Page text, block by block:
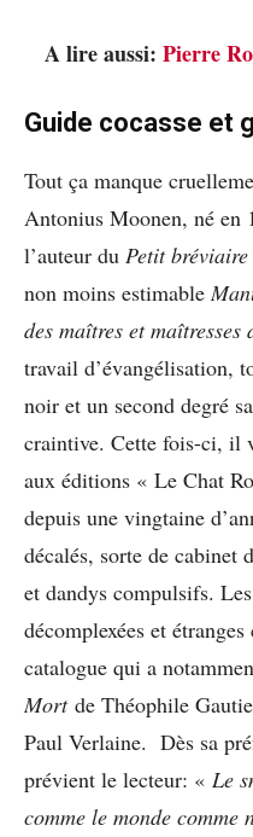
A lire aussi: Pierre
Guide cocasse et
Tout ça manque
Antonius Moonen, né en
l’auteur du Petit
non moins estimable
des maîtres et maîtresses
travail d’évangélisation,
noir et un second degré
craintive. Cette fois-ci, il
aux éditions « Le Chat
depuis une vingtaine
décalés, sorte de cabinet
et dandys compulsifs.
décomplexées et
catalogue qui a
Mortde Théophile
Paul Verlaine. Dès sa
prévient le lecteur: « Le
comme le monde comme